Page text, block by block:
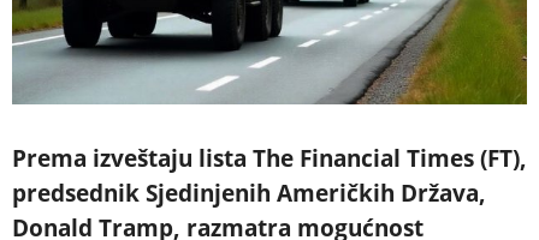
Prema izveštaju lista The Financial Times (FT),
predsednik Sjedinjenih Američkih Država,
Donald Tramp, razmatra mogućnost